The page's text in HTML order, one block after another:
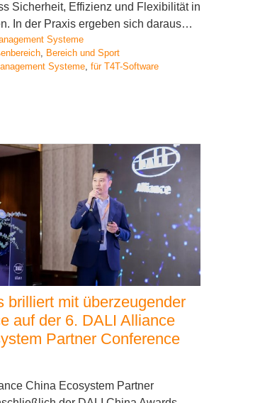
Sicherheit, Effizienz und Flexibilität in
In der Praxis ergeben sich daraus…
Systeme
, Bereich und Sport
Systeme, für T4T-Software
brilliert mit überzeugender
auf der 6. DALI Alliance
Partner Conference
China Ecosystem Partner